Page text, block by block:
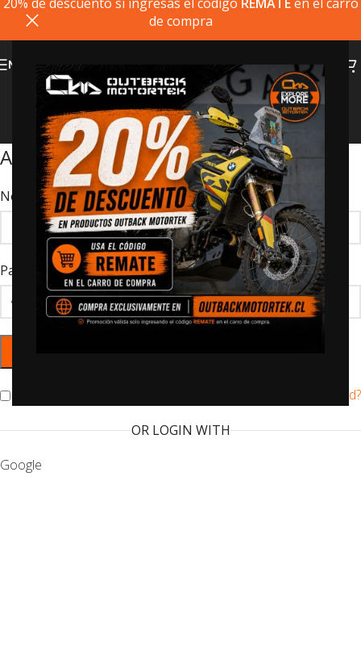
de compra
MENU
Mi Cuenta
Home >Mi Cuenta
Acceder
Nombre de usuario o correo electrónico*
Password*
Lost your password?
OR LOGIN WITH
Google